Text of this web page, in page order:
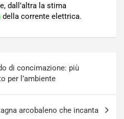
dall’altra la stima
della corrente elettrica.
di concimazione: più
per l’ambiente
arcobaleno che incanta